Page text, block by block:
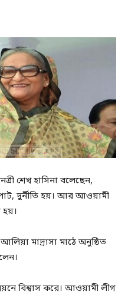
শেখ হাসিনা বলেছেন,
দুর্নীতি হয়। আর আওয়ামী
মাদ্রাসা মাঠে অনুষ্ঠিত
বিশ্বাস করে। আওয়ামী লীগ